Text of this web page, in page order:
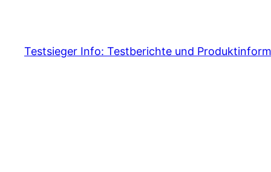
content
Testsieger Info: Testberichte und